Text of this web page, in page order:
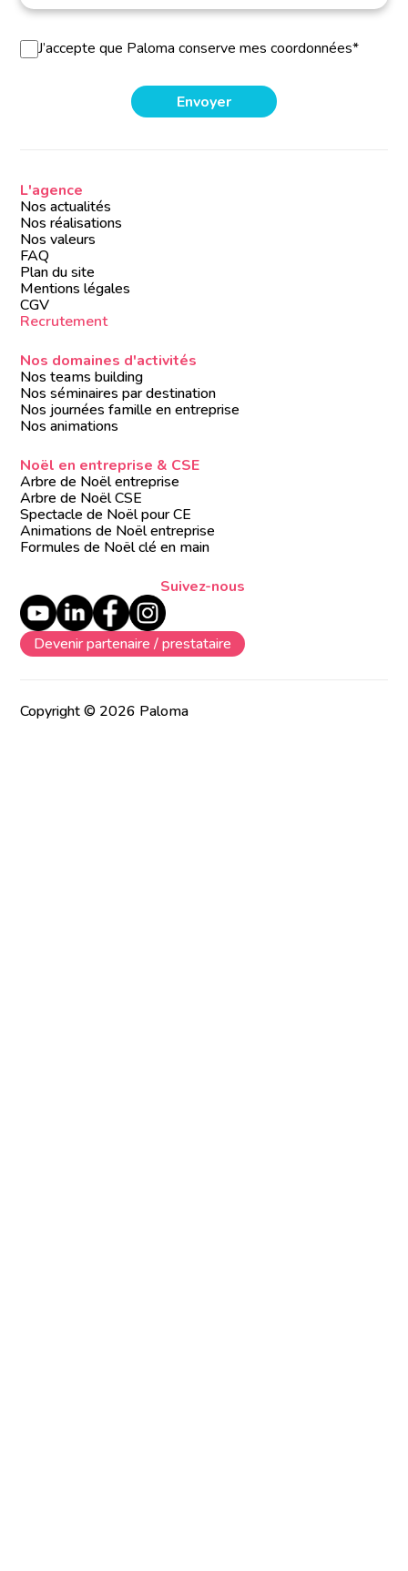
J’accepte que Paloma conserve mes coordonnées*
L'agence
Nos actualités
Nos réalisations
Nos valeurs
FAQ
Plan du site
Mentions légales
CGV
Recrutement
Nos domaines d'activités
Nos teams building
Nos séminaires par destination
Nos journées famille en entreprise
Nos animations
Noël en entreprise & CSE
Arbre de Noël entreprise
Arbre de Noël CSE
Spectacle de Noël pour CE
Animations de Noël entreprise
Formules de Noël clé en main
Suivez-nous
Devenir partenaire / prestataire
Copyright © 2026 Paloma